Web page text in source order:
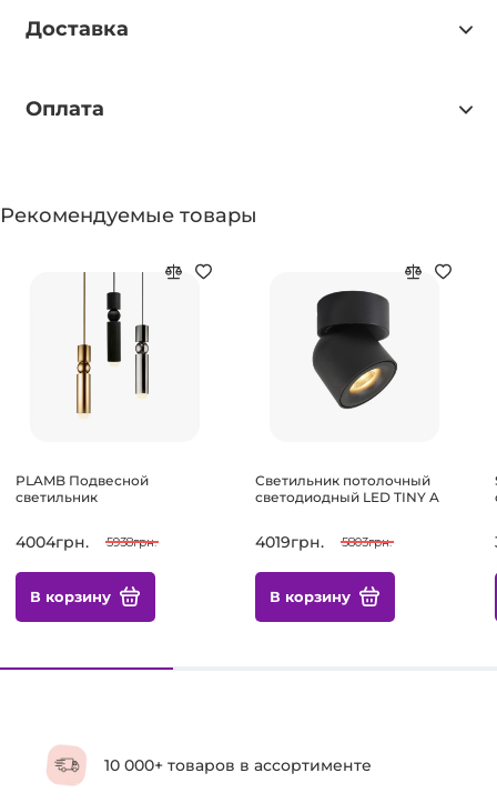
Доставка
Оплата
Рекомендуемые товары
PLAMB Подвесной
светильник
4004грн. 5938грн.
В корзину
Светильник потолочный
светодиодный LED TINY A
4019грн. 5803грн.
В корзину
10 000+ товаров в ассортименте